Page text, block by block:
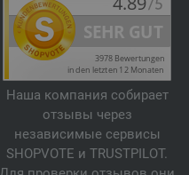
Наша компания собирает
отзывы через
независимые сервисы
SHOPVOTE и TRUSTPILOT.